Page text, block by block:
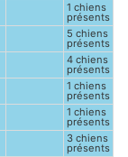
1 chiens
présents
5 chiens
présents
4 chiens
présents
1 chiens
présents
1 chiens
présents
3 chiens
présents